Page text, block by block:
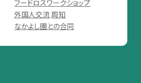
フードロスワークショップ
外国人交流 周知
なかよし園との合同